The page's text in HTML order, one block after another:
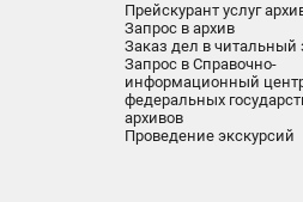
Прейскурант услуг
Запрос в архив
Заказ дел в читальный
Запрос в Справочно-
информационный
федеральных
архивов
Проведение экскурсий